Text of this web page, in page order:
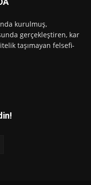
kurulmuş,
gerçekleştiren, kar
taşımayan felsefi-